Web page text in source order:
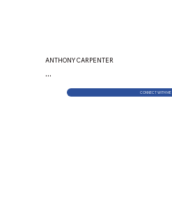
ANTHONY CARPENTER
...
CONNECT WITH ME